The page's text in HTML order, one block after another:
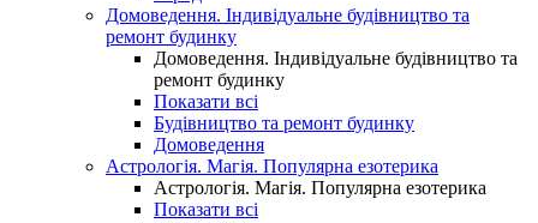
Домоведення. Індивідуальне будівництво та
ремонт будинку
Домоведення. Індивідуальне будівництво та
ремонт будинку
Показати всі
Будівництво та ремонт будинку
Домоведення
Астрологія. Магія. Популярна езотерика
Астрологія. Магія. Популярна езотерика
Показати всі